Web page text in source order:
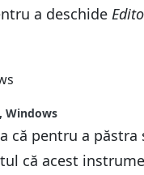
a deschide
Windows
că pentru a
că acest